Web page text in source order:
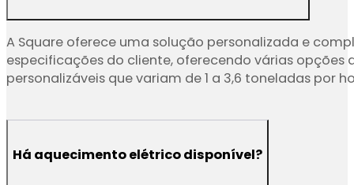
A Square oferece uma solução personalizada e
especificações do cliente, oferecendo várias opções
personalizáveis que variam de 1 a 3,6 toneladas por
Há aquecimento elétrico disponível?